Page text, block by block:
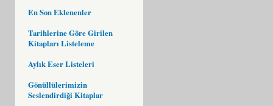
En Son Eklenenler
Tarihlerine Göre Girilen
Kitapları Listeleme
Aylık Eser Listeleri
Gönüllülerimizin
Seslendirdiği Kitaplar